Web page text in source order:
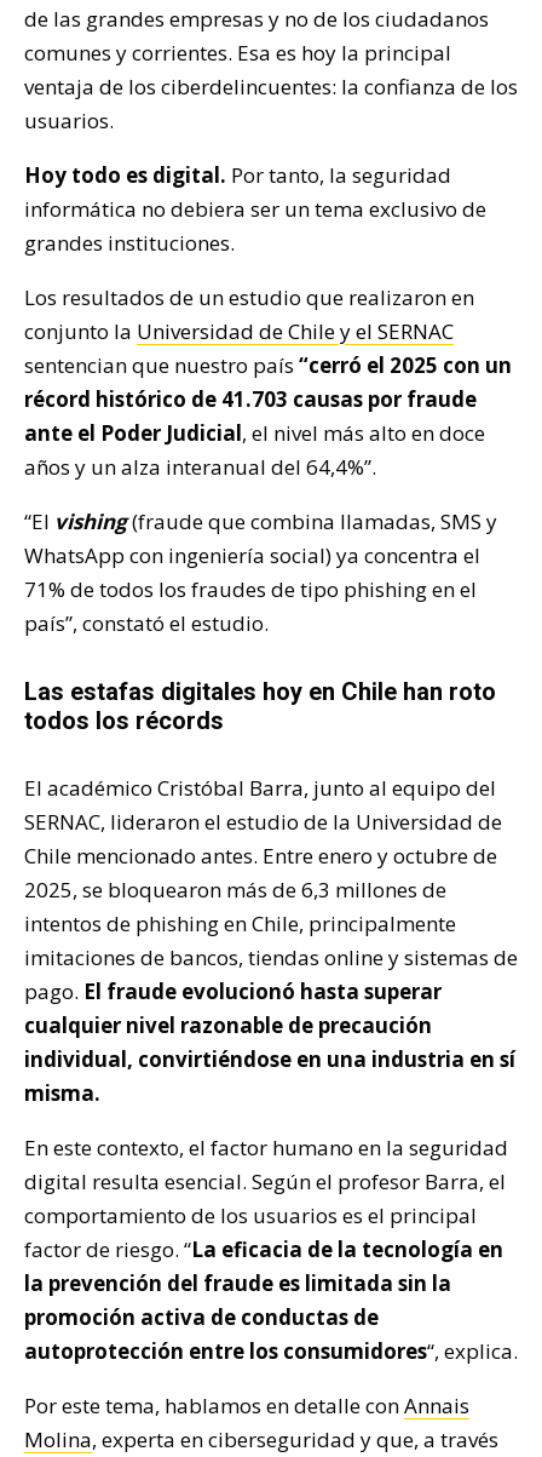
de las grandes empresas y no de los ciudadanos
comunes y corrientes. Esa es hoy la principal
ventaja de los ciberdelincuentes: la confianza de los
usuarios.
Hoy todo es digital. Por tanto, la seguridad
informática no debiera ser un tema exclusivo de
grandes instituciones.
Los resultados de un estudio que realizaron en
conjunto la Universidad de Chile y el SERNAC
sentencian que nuestro país “cerró el 2025 con un
récord histórico de 41.703 causas por fraude
ante el Poder Judicial, el nivel más alto en doce
años y un alza interanual del 64,4%”.
“El vishing(fraude que combina llamadas, SMS y
WhatsApp con ingeniería social) ya concentra el
71% de todos los fraudes de tipo phishing en el
país”, constató el estudio.
Las estafas digitales hoy en Chile han roto
todos los récords
El académico Cristóbal Barra, junto al equipo del
SERNAC, lideraron el estudio de la Universidad de
Chile mencionado antes. Entre enero y octubre de
2025, se bloquearon más de 6,3 millones de
intentos de phishing en Chile, principalmente
imitaciones de bancos, tiendas online y sistemas de
pago. El fraude evolucionó hasta superar
cualquier nivel razonable de precaución
individual, convirtiéndose en una industria en sí
misma.
En este contexto, el factor humano en la seguridad
digital resulta esencial. Según el profesor Barra, el
comportamiento de los usuarios es el principal
factor de riesgo. “La eficacia de la tecnología en
la prevención del fraude es limitada sin la
promoción activa de conductas de
autoprotección entre los consumidores“, explica.
Por este tema, hablamos en detalle conAnnais
Molina, experta en ciberseguridad y que, a través